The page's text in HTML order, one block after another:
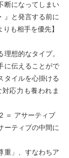
断になってしまい
』と発言する前に
も相手を優先】
想的なタイプ。
に伝えることがで
タイルを心掛ける
応力も養われま
＝ アサーティブ
ーティブの中間に
重」、すなわちア